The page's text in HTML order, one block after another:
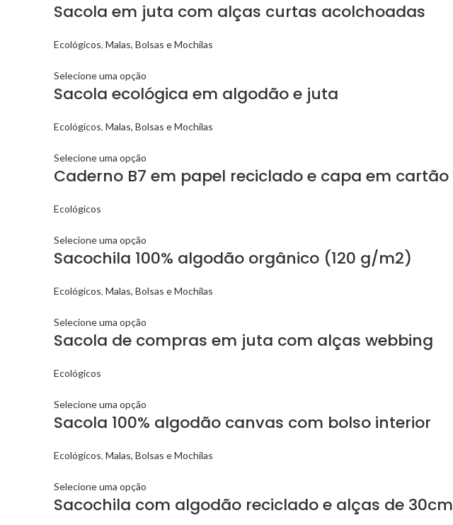
Sacola em juta com alças curtas acolchoadas
Ecológicos, Malas, Bolsas e Mochilas
Selecione uma opção
Sacola ecológica em algodão e juta
Ecológicos, Malas, Bolsas e Mochilas
Selecione uma opção
Caderno B7 em papel reciclado e capa em cartão
Ecológicos
Selecione uma opção
Sacochila 100% algodão orgânico (120 g/m2)
Ecológicos, Malas, Bolsas e Mochilas
Selecione uma opção
Sacola de compras em juta com alças webbing
Ecológicos
Selecione uma opção
Sacola 100% algodão canvas com bolso interior
Ecológicos, Malas, Bolsas e Mochilas
Selecione uma opção
Sacochila com algodão reciclado e alças de 30cm